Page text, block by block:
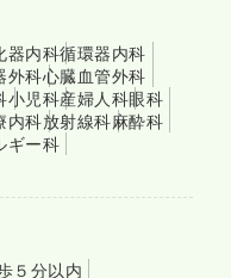
器内科循環器内科
外科心臓血管外科
小児科産婦人科眼科
内科放射線科麻酔科
ギー科
５分以内